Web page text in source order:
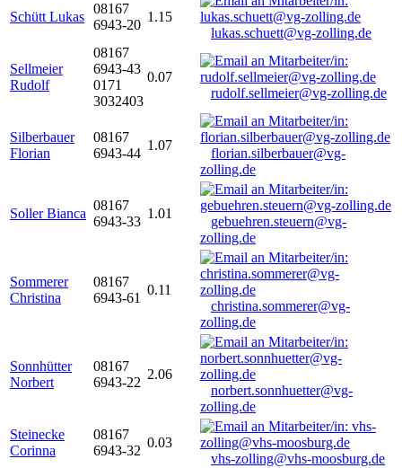
Schütt Lukas
08167
6943-20
1.15
lukas.schuett@vg-zolling.de
Sellmeier
Rudolf
08167
6943-43
0171
3032403
0.07
rudolf.sellmeier@vg-zolling.de
Silberbauer
Florian
08167
6943-44
1.07
florian.silberbauer@vg-
zolling.de
Soller Bianca
08167
6943-33
1.01
gebuehren.steuern@vg-
zolling.de
Sommerer
Christina
08167
6943-61
0.11
christina.sommerer@vg-
zolling.de
Sonnhütter
Norbert
08167
6943-22
2.06
norbert.sonnhuetter@vg-
zolling.de
Steinecke
Corinna
08167
6943-32
0.03
vhs-zolling@vhs-moosburg.de